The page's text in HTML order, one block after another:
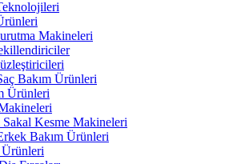
Makineleri
Bakım Ürünleri
Ürünleri
Sakal Kesme Makineleri
Bakım Ürünleri
Ürünleri